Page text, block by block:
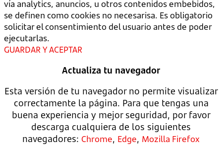
vía analytics, anuncios, u otros contenidos embebidos,
se definen como cookies no necesarisa. Es obligatorio
solicitar el consentimiento del usuario antes de poder
ejecutarlas.
GUARDAR Y ACEPTAR
Actualiza tu navegador
Esta versión de tu navegador no permite visualizar
correctamente la página. Para que tengas una
buena experiencia y mejor seguridad, por favor
descarga cualquiera de los siguientes
navegadores: Chrome, Edge, Mozilla Firefox